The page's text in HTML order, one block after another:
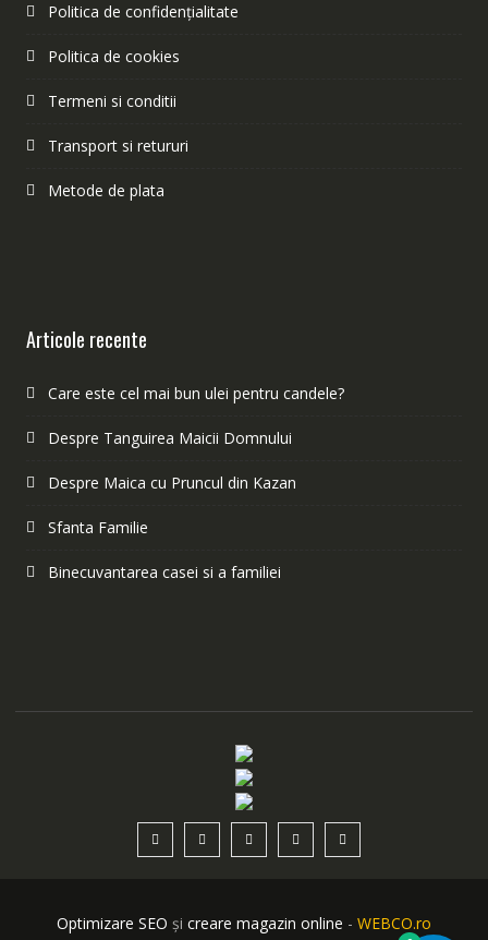
Politica de confidențialitate
Politica de cookies
Termeni si conditii
Transport si retururi
Metode de plata
Articole recente
Care este cel mai bun ulei pentru candele?
Despre Tanguirea Maicii Domnului
Despre Maica cu Pruncul din Kazan
Sfanta Familie
Binecuvantarea casei si a familiei
Optimizare SEO și creare magazin online - WEBCO.ro